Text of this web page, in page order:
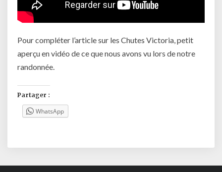
Pour compléter l’article sur les Chutes Victoria, petit
aperçu en vidéo de ce que nous avons vu lors de notre
randonnée.
Partager :
WhatsApp